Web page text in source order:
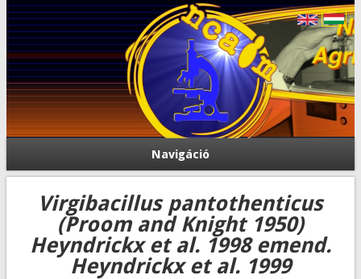
Navigáció
Virgibacillus pantothenticus
(Proom and Knight 1950)
Heyndrickx et al. 1998 emend.
Heyndrickx et al. 1999